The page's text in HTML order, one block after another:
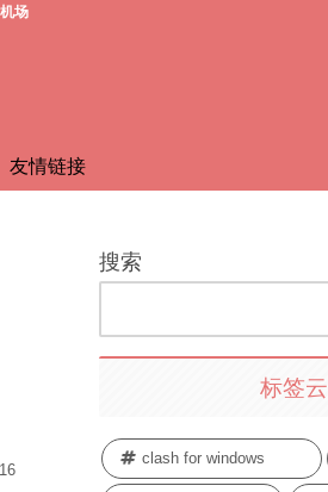
场
友情链接
搜索
标签云
clash for windows